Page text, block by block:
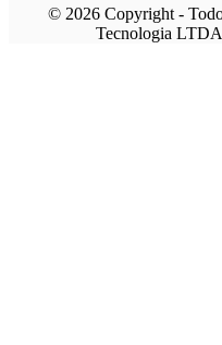
© 2026 Copyright -
Tecnologia